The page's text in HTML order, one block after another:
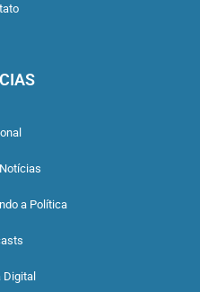
a Política
Digital